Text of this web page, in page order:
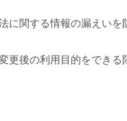
に関する情報の漏えい
更後の利用目的をでき